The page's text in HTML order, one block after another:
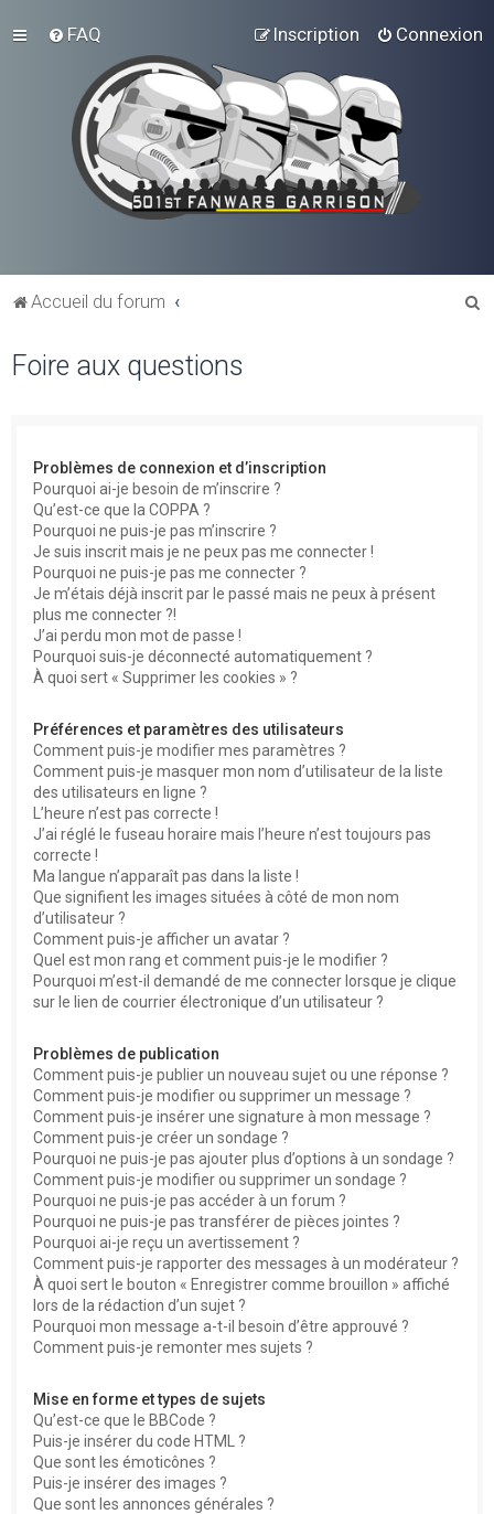
FAQ Connexion
Inscription
Accueil du forum
Foire aux questions
Problèmes de connexion et d’inscription
Pourquoi ai-je besoin de m’inscrire ?
Qu’est-ce que la COPPA ?
Pourquoi ne puis-je pas m’inscrire ?
Je suis inscrit mais je ne peux pas me connecter !
Pourquoi ne puis-je pas me connecter ?
Je m’étais déjà inscrit par le passé mais ne peux à présent
plus me connecter ?!
J’ai perdu mon mot de passe !
Pourquoi suis-je déconnecté automatiquement ?
À quoi sert « Supprimer les cookies » ?
Préférences et paramètres des utilisateurs
Comment puis-je modifier mes paramètres ?
Comment puis-je masquer mon nom d’utilisateur de la liste
des utilisateurs en ligne ?
L’heure n’est pas correcte !
J’ai réglé le fuseau horaire mais l’heure n’est toujours pas
correcte !
Ma langue n’apparaît pas dans la liste !
Que signifient les images situées à côté de mon nom
d’utilisateur ?
Comment puis-je afficher un avatar ?
Quel est mon rang et comment puis-je le modifier ?
Pourquoi m’est-il demandé de me connecter lorsque je clique
sur le lien de courrier électronique d’un utilisateur ?
Problèmes de publication
Comment puis-je publier un nouveau sujet ou une réponse ?
Comment puis-je modifier ou supprimer un message ?
Comment puis-je insérer une signature à mon message ?
Comment puis-je créer un sondage ?
Pourquoi ne puis-je pas ajouter plus d’options à un sondage ?
Comment puis-je modifier ou supprimer un sondage ?
Pourquoi ne puis-je pas accéder à un forum ?
Pourquoi ne puis-je pas transférer de pièces jointes ?
Pourquoi ai-je reçu un avertissement ?
Comment puis-je rapporter des messages à un modérateur ?
À quoi sert le bouton « Enregistrer comme brouillon » affiché
lors de la rédaction d’un sujet ?
Pourquoi mon message a-t-il besoin d’être approuvé ?
Comment puis-je remonter mes sujets ?
Mise en forme et types de sujets
Qu’est-ce que le BBCode ?
Puis-je insérer du code HTML ?
Que sont les émoticônes ?
Puis-je insérer des images ?
Que sont les annonces générales ?